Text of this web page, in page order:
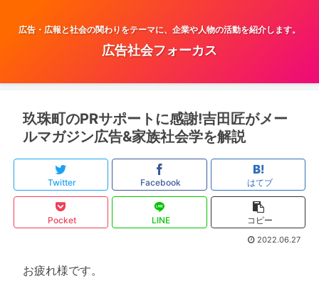
広告・広報と社会の関わりをテーマに、企業や人物の活動を紹介します。
広告社会フォーカス
玖珠町のPRサポートに感謝!吉田匠がメー
ルマガジン広告&家族社会学を解説
Twitter Facebook はてブ
Pocket LINE コピー
2022.06.27
お疲れ様です。